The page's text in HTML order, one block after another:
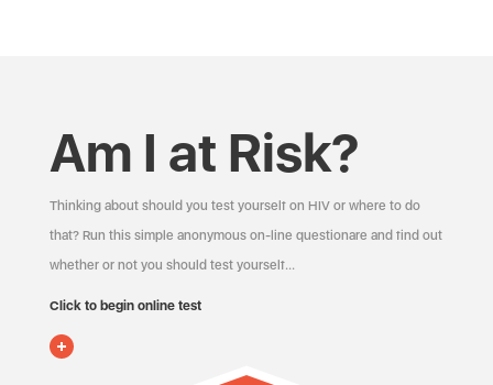
Am I at Risk?
Thinking about should you test yourself on HIV or where to do
that? Run this simple anonymous on-line questionare and find out
whether or not you should test yourself…
Click to begin online test